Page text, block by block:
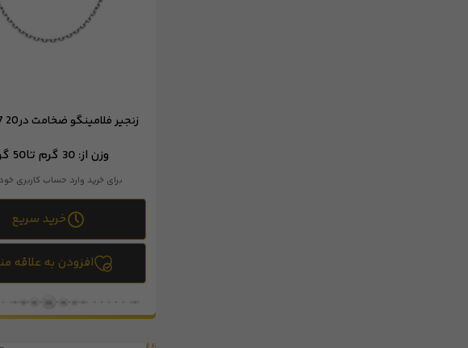
زنجیر فلامینگو ضخامت در20 0221007
وزن از:30 گرم تا 50 گرم
برای خرید وارد حساب کاربری
خرید سریع
افزودن به علاقه